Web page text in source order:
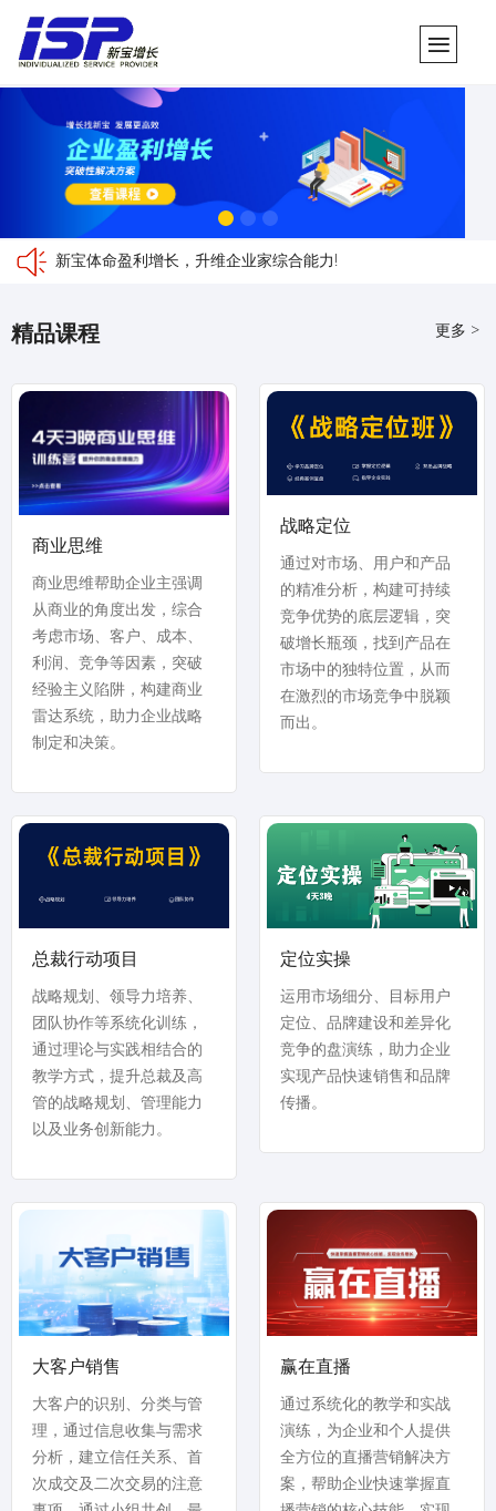
新宝体命盈利增长，升维企业家综合能力!
精品课程 更多 >
商业思维
商业思维帮助企业主强调
从商业的角度出发，综合
考虑市场、客户、成本、
利润、竞争等因素，突破
经验主义陷阱，构建商业
雷达系统，助力企业战略
制定和决策。
战略定位
通过对市场、用户和产品
的精准分析，构建可持续
竞争优势的底层逻辑，突
破增长瓶颈，找到产品在
市场中的独特位置，从而
在激烈的市场竞争中脱颖
而出。
总裁行动项目
战略规划、领导力培养、
团队协作等系统化训练，
通过理论与实践相结合的
教学方式，提升总裁及高
管的战略规划、管理能力
以及业务创新能力。
定位实操
运用市场细分、目标用户
定位、品牌建设和差异化
竞争的盘演练，助力企业
实现产品快速销售和品牌
传播。
大客户销售
大客户的识别、分类与管
理，通过信息收集与需求
分析，建立信任关系、首
次成交及二次交易的注意
赢在直播
通过系统化的教学和实战
演练，为企业和个人提供
全方位的直播营销解决方
案，帮助企业快速掌握直